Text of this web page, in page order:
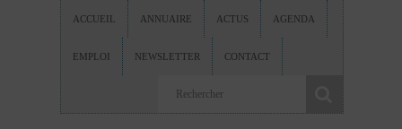
ACCUEIL ANNUAIRE ACTUS AGENDA
EMPLOI NEWSLETTER CONTACT